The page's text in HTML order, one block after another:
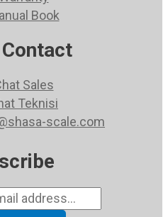
Book
Sales
Teknisi
scale.com